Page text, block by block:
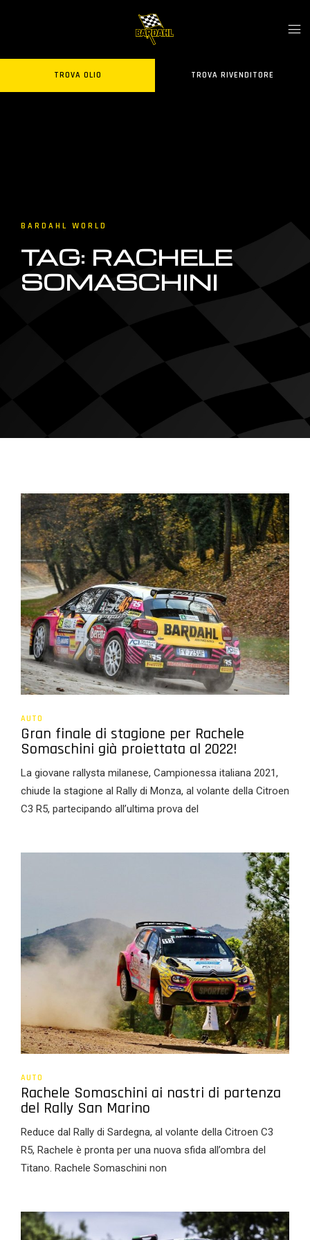
TROVA OLIO TROVA RIVENDITORE
BARDAHL WORLD
TAG: RACHELE
SOMASCHINI
AUTO
Gran finale di stagione per Rachele
Somaschini già proiettata al 2022!
La giovane rallysta milanese, Campionessa italiana 2021,
chiude la stagione al Rally di Monza, al volante della Citroen
C3 R5, partecipando all’ultima prova del
AUTO
Rachele Somaschini ai nastri di partenza
del Rally San Marino
Reduce dal Rally di Sardegna, al volante della Citroen C3
R5, Rachele è pronta per una nuova sfida all’ombra del
Titano. Rachele Somaschini non